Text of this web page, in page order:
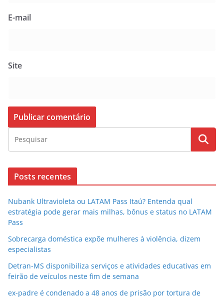
E-mail
Site
Posts recentes
Nubank Ultravioleta ou LATAM Pass Itaú? Entenda qual
estratégia pode gerar mais milhas, bônus e status no LATAM
Pass
Sobrecarga doméstica expõe mulheres à violência, dizem
especialistas
Detran-MS disponibiliza serviços e atividades educativas em
feirão de veículos neste fim de semana
ex-padre é condenado a 48 anos de prisão por tortura de